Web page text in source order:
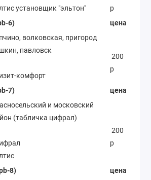
установщик "эльтон"
р
6)
цена
волковская, пригород
павловск
комфорт
200
р
7)
цена
и московский
(табличка цифрал)
200
р
8)
цена